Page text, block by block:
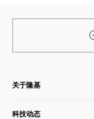
关于隆基
关于隆基
科技动态